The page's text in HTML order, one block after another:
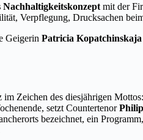
Nachhaltigkeitskonzept mit der
Verpflegung, Drucksachen
Geigerin Patricia Kopatchinskaja
Zeichen des diesjährigen
setzt Countertenor
bezeichnet, ein